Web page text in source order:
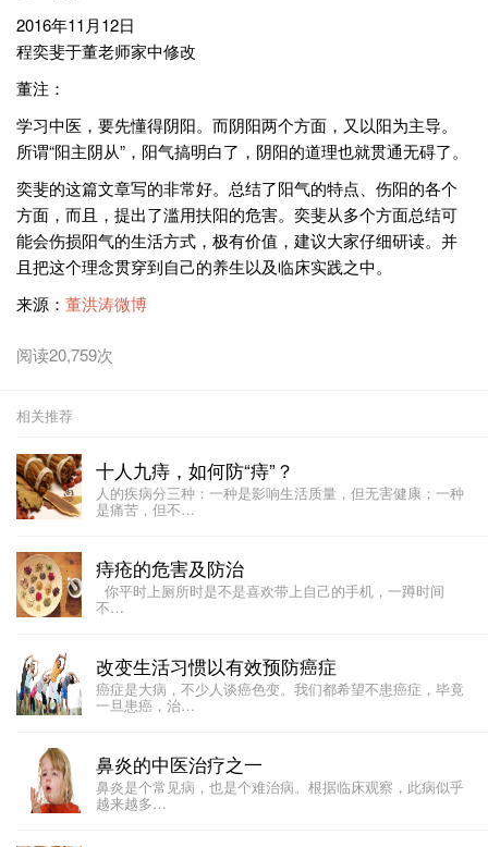
2016年11月12日
程奕斐于董老师家中修改
董注：
学习中医，要先懂得阴阳。而阴阳两个方面，又以阳为主导。
所谓“阳主阴从”，阳气搞明白了，阴阳的道理也就贯通无碍了。
奕斐的这篇文章写的非常好。总结了阳气的特点、伤阳的各个
方面，而且，提出了滥用扶阳的危害。奕斐从多个方面总结可
能会伤损阳气的生活方式，极有价值，建议大家仔细研读。并
且把这个理念贯穿到自己的养生以及临床实践之中。
来源： 董洪涛微博
阅读20,759次
相关推荐
十人九痔，如何防“痔”？
人的疾病分三种：一种是影响生活质量，但无害健康；一种
是痛苦，但不…
痔疮的危害及防治
你平时上厕所时是不是喜欢带上自己的手机，一蹲时间
不…
改变生活习惯以有效预防癌症
癌症是大病，不少人谈癌色变。我们都希望不患癌症，毕竟
一旦患癌，治…
鼻炎的中医治疗之一
​​鼻炎是个常见病，也是个难治病。根据临床观察，此病似乎
越来越多…